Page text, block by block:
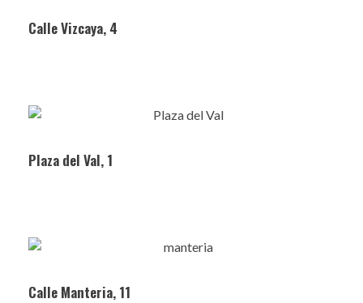
Calle Vizcaya, 4
Plaza del Val, 1
Calle Manteria, 11